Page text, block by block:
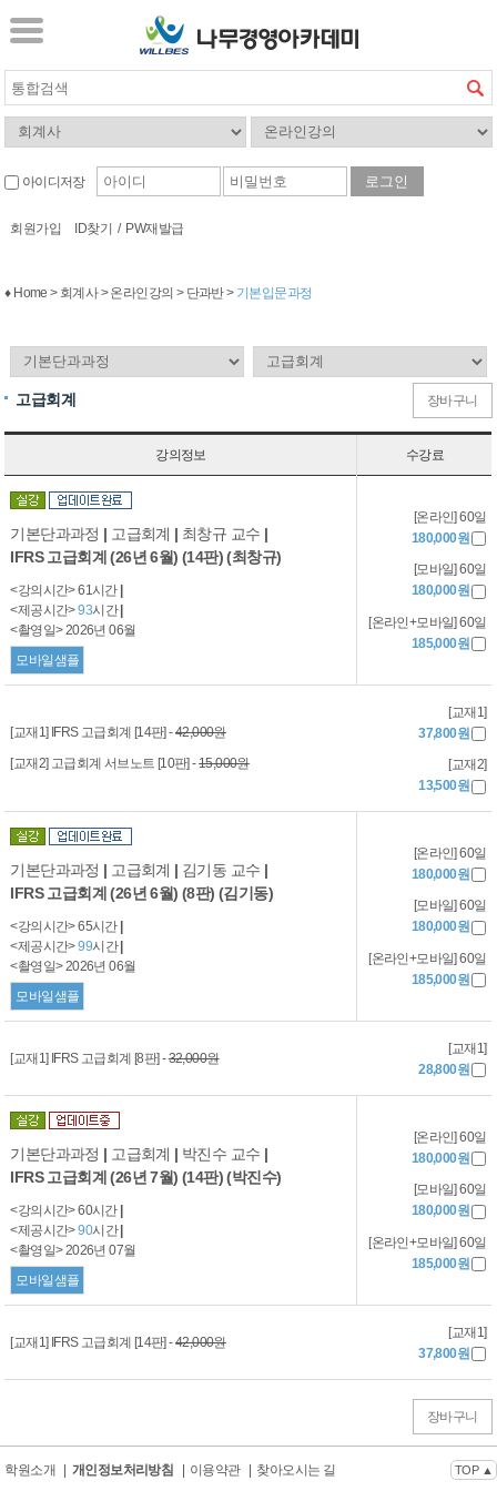
아이디저장
회원가입 ID찾기 / PW재발급
♦ Home > 회계사 > 온라인강의 > 단과반 > 기본입문과정
고급회계 장바구니
강의정보 수강료
기본단과과정 | 고급회계 | 최창규 교수 |
IFRS 고급회계 (26년 6월) (14판) (최창규)
<강의시간> 61시간
<제공시간>93시간
<촬영일> 2026년 06월
모바일샘플
[온라인] 60일
180,000원
[모바일] 60일
180,000원
[온라인+모바일] 60일
185,000원
[교재1] IFRS 고급회계 [14판] -42,000원
[교재2] 고급회계 서브노트 [10판] -15,000원
[교재1]
37,800원
[교재2]
13,500원
기본단과과정 | 고급회계 | 김기동 교수 |
IFRS 고급회계 (26년 6월) (8판) (김기동)
<강의시간> 65시간
<제공시간>99시간
<촬영일> 2026년 06월
모바일샘플
[온라인] 60일
180,000원
[모바일] 60일
180,000원
[온라인+모바일] 60일
185,000원
[교재1] IFRS 고급회계 [8판] -32,000원
[교재1]
28,800원
기본단과과정 | 고급회계 | 박진수 교수 |
IFRS 고급회계 (26년 7월) (14판) (박진수)
<강의시간> 60시간
<제공시간>90시간
<촬영일> 2026년 07월
모바일샘플
[온라인] 60일
180,000원
[모바일] 60일
180,000원
[온라인+모바일] 60일
185,000원
[교재1] IFRS 고급회계 [14판] -42,000원
[교재1]
37,800원
장바구니
학원소개 개인정보처리방침 이용약관 찾아오시는 길 TOP ▲